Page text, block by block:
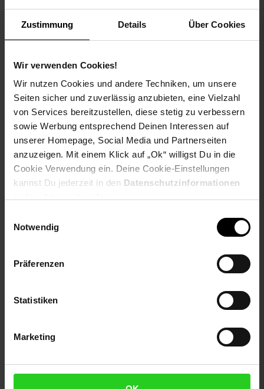
Zustimmung Details Über Cookies
Wir verwenden Cookies!
Wir nutzen Cookies und andere Techniken, um unsere
Seiten sicher und zuverlässig anzubieten, eine Vielzahl
von Services bereitzustellen, diese stetig zu verbessern
sowie Werbung entsprechend Deinen Interessen auf
unserer Homepage, Social Media und Partnerseiten
anzuzeigen. Mit einem Klick auf „Ok“ willigst Du in die
Cookie Verwendung ein. Deine Cookie-Einstellungen
kannst Du jederzeit in den Datenschutzinformationen
Notwendig
Präferenzen
Statistiken
Marketing
PAYBACK
Payback Punkte Basis°Punkte:
Produktbeschreibung
für Teenager in verschiedenen Farben aus angenehmer und
Gewählte Variante:
var_Größe: 140
EAN: 4066101612968